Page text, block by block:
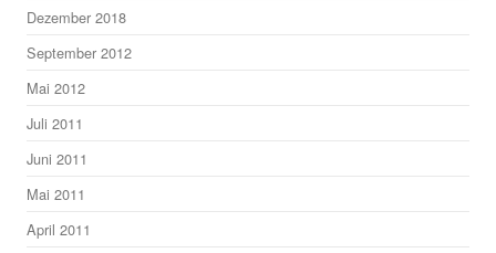
Dezember 2018
September 2012
Mai 2012
Juli 2011
Juni 2011
Mai 2011
April 2011